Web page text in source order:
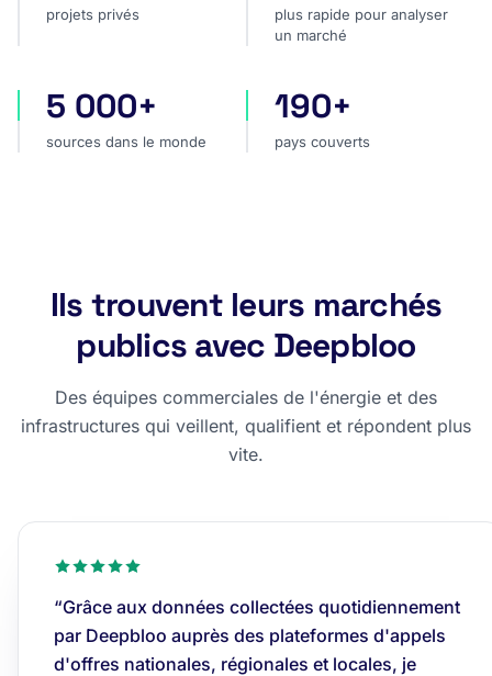
projets privés
plus rapide pour analyser
un marché
sources dans le monde
5 000+
sources dans le monde
pays couverts
190+
pays couverts
Ils trouvent leurs marchés
publics avec Deepbloo
Des équipes commerciales de l'énergie et des
infrastructures qui veillent, qualifient et répondent plus
vite.
“Grâce aux données collectées quotidiennement
par Deepbloo auprès des plateformes d'appels
d'offres nationales, régionales et locales, je